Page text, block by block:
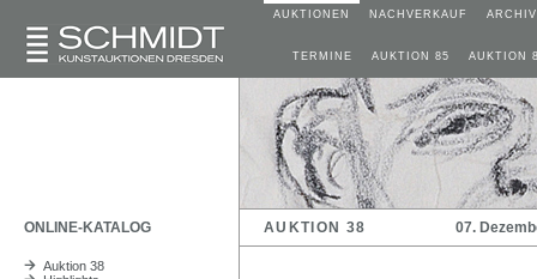
AUKTIONEN NACHVERKAUF ARCHIV
TERMINE AUKTION 85 AUKTION
ONLINE-KATALOG AUKTION 38 07.
Auktion 38